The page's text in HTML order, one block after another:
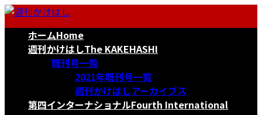
コ
ナ
ホームHome
週刊かけはしThe KAKEHASHI
既刊号一覧
2021年既刊号一覧
週刊かけはしアーカイブス
第四インターナショナルFourth International